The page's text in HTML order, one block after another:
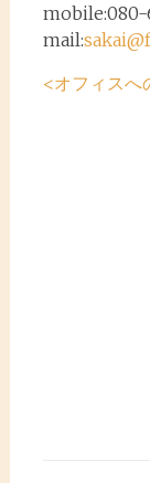
mobile:080-
mail:
<オフィスへ